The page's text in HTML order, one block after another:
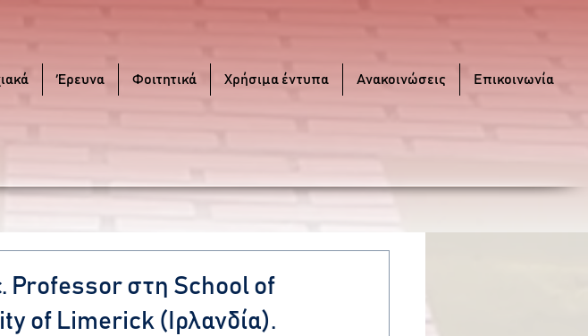
Έρευνα Φοιτητικά Χρήσιμα έντυπα Ανακοινώσεις Επικοινωνία
Professor στη School of
of Limerick (Ιρλανδία).